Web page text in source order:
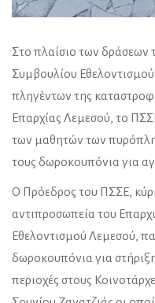
Στο πλαίσιο των δράσεων
Συμβουλίου
πληγέντων της
Επαρχίας Λεμεσού, το
των μαθητών των
τους δωροκουπόνια για
Ο Πρόεδρος του ΠΣΣΕ,
αντιπροσωπεία του
Εθελοντισμού Λεμεσού,
δωροκουπόνια για
περιοχές στους